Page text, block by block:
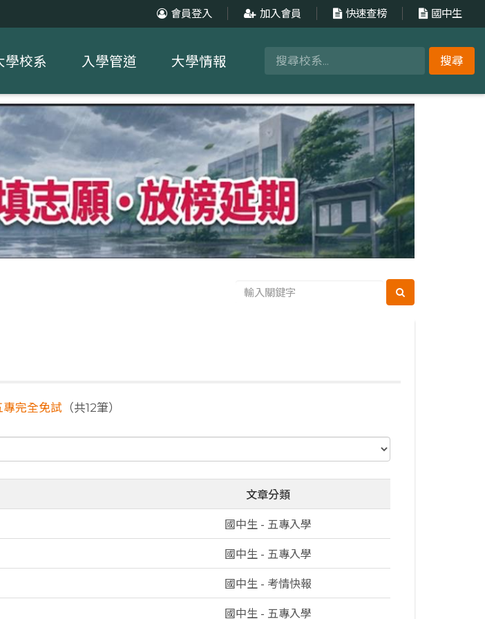
會員登入 加入會員 快速查榜 國中生
搜尋
學校系 入學管道 大學情報
專完全免試 （共12筆）
文章分類
國中生 - 五專入學
國中生 - 五專入學
國中生 - 考情快報
國中生 - 五專入學